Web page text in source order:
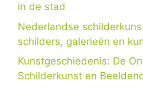
in de stad
Nederlandse
schilders, galerieën en
Kunstgeschiedenis: De
Schilderkunst en